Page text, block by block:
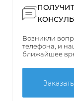
Возникли
телефона, и
ближайшее